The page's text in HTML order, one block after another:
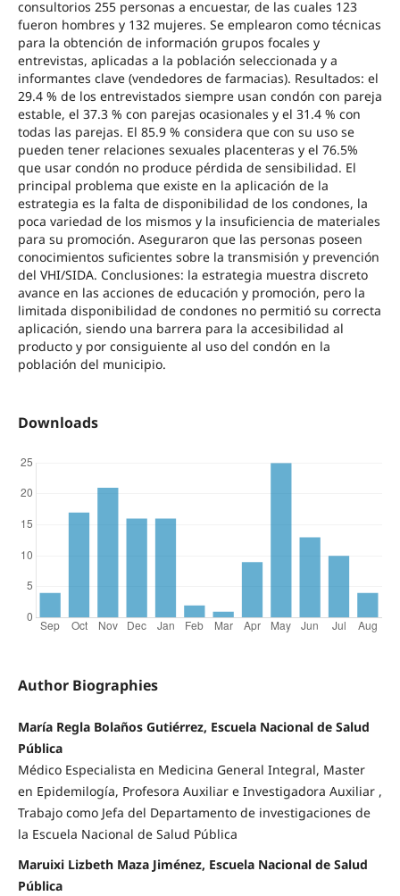
consultorios 255 personas a encuestar, de las cuales 123
fueron hombres y 132 mujeres. Se emplearon como técnicas
para la obtención de información grupos focales y
entrevistas, aplicadas a la población seleccionada y a
informantes clave (vendedores de farmacias). Resultados: el
29.4 % de los entrevistados siempre usan condón con pareja
estable, el 37.3 % con parejas ocasionales y el 31.4 % con
todas las parejas. El 85.9 % considera que con su uso se
pueden tener relaciones sexuales placenteras y el 76.5%
que usar condón no produce pérdida de sensibilidad. El
principal problema que existe en la aplicación de la
estrategia es la falta de disponibilidad de los condones, la
poca variedad de los mismos y la insuficiencia de materiales
para su promoción. Aseguraron que las personas poseen
conocimientos suficientes sobre la transmisión y prevención
del VHI/SIDA. Conclusiones: la estrategia muestra discreto
avance en las acciones de educación y promoción, pero la
limitada disponibilidad de condones no permitió su correcta
aplicación, siendo una barrera para la accesibilidad al
producto y por consiguiente al uso del condón en la
población del municipio.
Downloads
Author Biographies
María Regla Bolaños Gutiérrez, Escuela Nacional de Salud
Pública
Médico Especialista en Medicina General Integral, Master
en Epidemilogía, Profesora Auxiliar e Investigadora Auxiliar ,
Trabajo como Jefa del Departamento de investigaciones de
la Escuela Nacional de Salud Pública
Maruixi Lizbeth Maza Jiménez, Escuela Nacional de Salud
Pública